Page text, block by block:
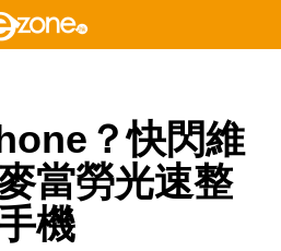
？快閃維
當勞光速整
機